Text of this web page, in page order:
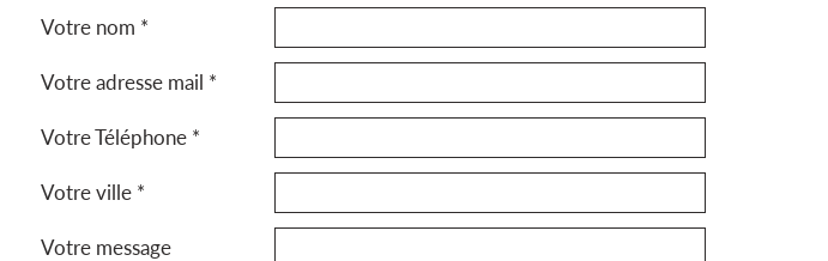
Votre nom *
Votre adresse mail *
Votre Téléphone *
Votre ville *
Votre message